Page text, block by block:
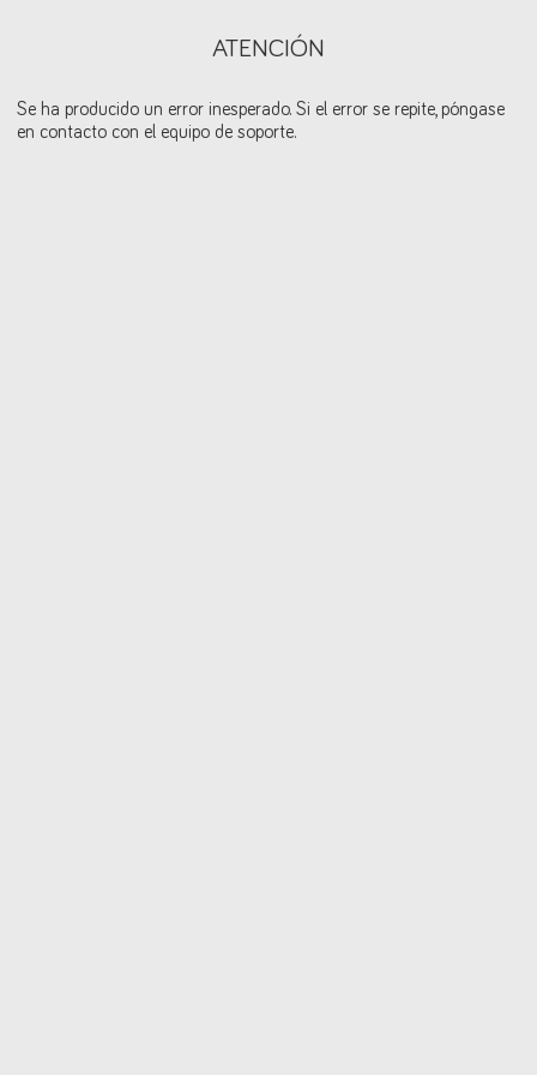
ATENCIÓN
Se ha producido un error inesperado. Si el error se repite, póngase
en contacto con el equipo de soporte.